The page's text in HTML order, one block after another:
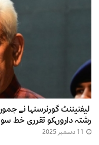
لیفٹیننٹ گورنرسنہا نے
رشتہ داروںکو تقرری خط